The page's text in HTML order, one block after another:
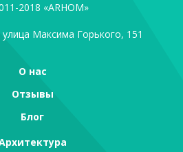
2018 «ARHOM»
Максима Горького, 151
О нас
Отзывы
Блог